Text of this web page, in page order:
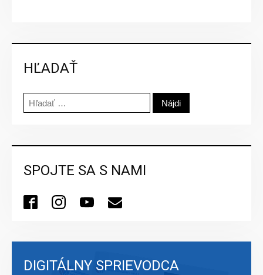
HĽADAŤ
Hľadať:
SPOJTE SA S NAMI
DIGITÁLNY SPRIEVODCA